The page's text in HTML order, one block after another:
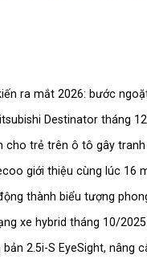
ra mắt 2026: bước
Destinator tháng
cho trẻ trên ô tô gây
giới thiệu cùng lúc 16
thành biểu tượng
xe hybrid tháng 10/
2.5i-S EyeSight, nâng